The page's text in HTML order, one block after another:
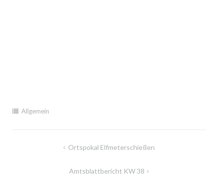
Allgemein
BeitragsnavigationOrtspokal Elfmeterschießen
Amtsblattbericht KW 38